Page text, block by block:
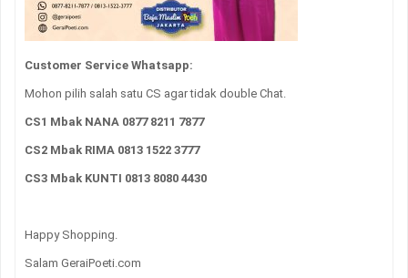
Customer Service Whatsapp:
Mohon pilih salah satu CS agar tidak double Chat.
CS1 Mbak NANA 0877 8211 7877
CS2 Mbak RIMA 0813 1522 3777
CS3 Mbak KUNTI 0813 8080 4430
Happy Shopping.
Salam GeraiPoeti.com